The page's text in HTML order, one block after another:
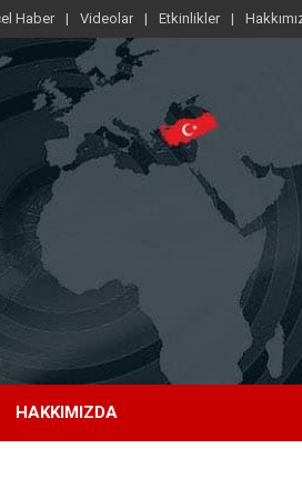
Haber Videolar Etkinlikler
HAKKIMIZDA